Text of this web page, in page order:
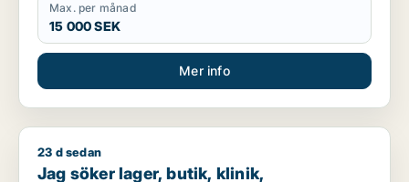
Max. per månad
15 000 SEK
Mer info
Jag söker lager, butik, klinik, restauranglokal,
23 d sedan
Jag söker lager, butik, klinik,